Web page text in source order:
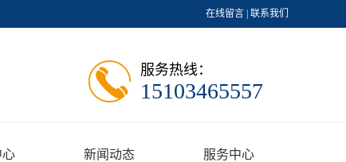
在线留言 联系我们
服务热线：
15103465557
心 新闻动态 服务中心